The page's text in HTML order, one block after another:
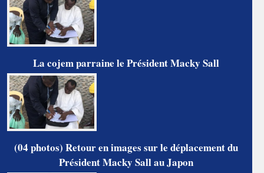
La cojem parraine le Président Macky Sall
(04 photos) Retour en images sur le déplacement du
Président Macky Sall au Japon